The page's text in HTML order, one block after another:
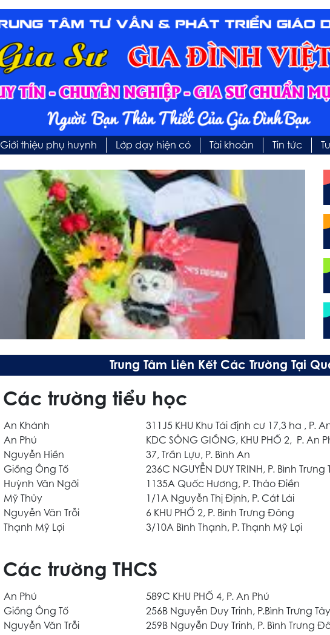
Giới thiệu phụ huynh Lớp dạy hiện có Tài khoản Tin tức
Trung Tâm Liên Kết Các Trường Tại
Các trường tiểu học
An Khánh 311J5 KHU Khu Tái định cư 17,3 ha , P.
An Phú
KDC SÔNG GIỒNG, KHU PHỐ 2, P. An
Nguyễn Hiền
37, Trần Lựu, P. Bình An
Giồng Ông Tố
236C NGUYỄN DUY TRINH, P. Bình Trưng
Huỳnh Văn Ngỡi
1135A Quốc Hương, P. Thảo Điền
Mỹ Thủy
1/1A Nguyễn Thị Định, P. Cát Lái
Nguyễn Văn Trỗi
6 KHU PHỐ 2, P. Bình Trưng Đông
Thạnh Mỹ Lợi
3/10A Bình Thạnh, P. Thạnh Mỹ Lợi
Các trường THCS
An Phú 589C KHU PHỐ 4, P. An Phú
Giồng Ông Tố
256B Nguyễn Duy Trinh, P.Bình Trưng Tây
Nguyễn Văn Trỗi
259B Nguyễn Duy Trinh, P. Bình Trưng